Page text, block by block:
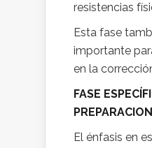
resistencias
Esta fase
importante
en la
FASE
El énfasis en